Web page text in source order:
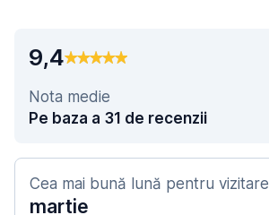
9,4
Nota medie
Pe baza a 31 de recenzii
Cea mai bună lună pentru vizitare
martie